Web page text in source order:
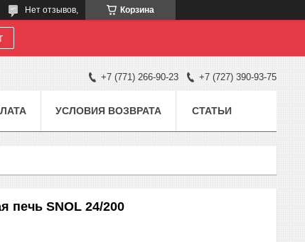
Корзина
Нет отзывов,
+7 (771) 266-90-23 +7 (727) 390-93-75
УСЛОВИЯ ВОЗВРАТА СТАТЬИ
печь SNOL 24/200